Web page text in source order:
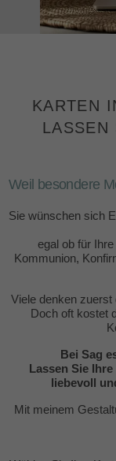
KARTEN
LASSEN
Weil besondere
Sie wünschen sich
egal ob für
Kommunion,
Viele denken zuerst
Doch oft kostet
Bei Sag
Lassen Sie
liebevoll
Mit meinem